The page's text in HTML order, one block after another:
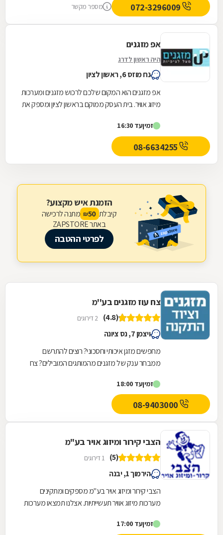
מספר מקשר
אפ מזגנים
היה ראשון לדרג
נח מוזס 6, ראשון לציון
אפ מזגנים הוא המקום שלכם לרכוש מזגנים ומערכות
מיזוג אוויר. בית העסק ממוקם בראשון לציון ומספק את
זמיןעד 16:30
08-6634255
הזמנת איש מקצוע?
קיבלת 50
₪ מתנה לרכישה
באתר ZAPSTORE
לפרטי ההטבה
צח עוז מזגנים בע''מ
(4.8) 2 דירוגים
ויצמן 7, נס ציונה
מחפשים מזגן איכותי וחסכוני? רוצים להתרשם
ממבחר ענק של מזגנים מהמותגים המובילים? צח
מזגנים למעלה...
זמיןעד 18:00
08-9403000
הצבי קירור ומיזוג אויר בע"מ
(5) 1 דירוגים
הירמוך 1, יבנה
הצבי קירור ומיזוג אויר בע"מ מספקים ומתקינים
מערכות מיזוג אוויר תעשייתיות. אצלנו תמצאו מערכות
זמיןעד 17:00